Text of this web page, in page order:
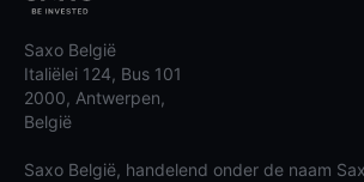
Saxo België
Italiëlei 124, Bus 101
2000, Antwerpen,
België
Saxo België, handelend onder de naam